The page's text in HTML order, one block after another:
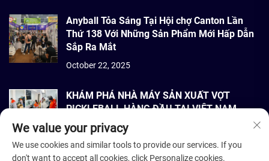
Anyball Tỏa Sáng Tại Hội chợ Canton Lần
Thứ 138 Với Những Sản Phẩm Mới Hấp Dẫn
Sắp Ra Mắt
October 22, 2025
KHÁM PHÁ NHÀ MÁY SẢN XUẤT VỢT
PICKLEBALL HÀNG ĐẦU TẠI VIỆT NAM
September 22, 2025
We value your privacy
We use cookies and similar tools to provide our services. If you
don't want to accept all cookies, click Personalize cookies.